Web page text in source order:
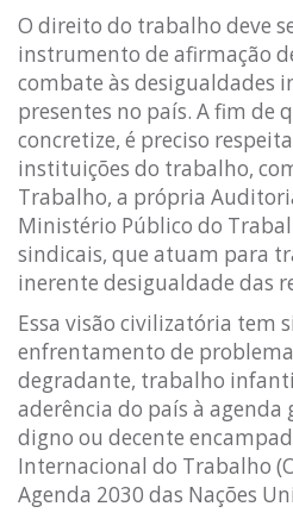
O direito do trabalho deve
instrumento de afirmação
combate às desigualdades
presentes no país. A fim de
concretize, é preciso
instituições do trabalho,
Trabalho, a própria
Ministério Público do
sindicais, que atuam para
inerente desigualdade das
Essa visão civilizatória tem
enfrentamento de
degradante, trabalho
aderência do país à
digno ou decente
Internacional do Trabalho
Agenda 2030 das Nações